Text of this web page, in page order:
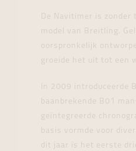
De Navitimer is
model van Breitling.
oorspronkelijk
groeide het uit tot een
In 2009 introduceerde
baanbrekende B01
geïntegreerde
basis vormde voor
dit jaar is het eerste